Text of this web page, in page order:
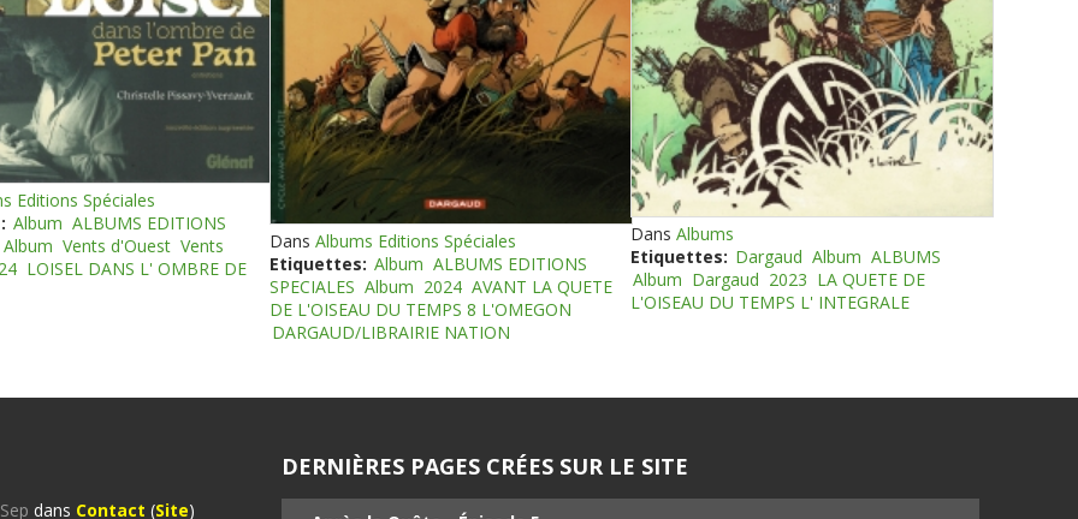
Editions Spéciales
Album ALBUMS EDITIONS
Album Vents d'Ouest Vents
LOISEL DANS L' OMBRE DE
Dans Albums Editions Spéciales
Etiquettes: Album ALBUMS EDITIONS
SPECIALES Album 2024 AVANT LA QUETE
DE L'OISEAU DU TEMPS 8 L'OMEGON
DARGAUD/LIBRAIRIE NATION
Dans Albums
Etiquettes: Dargaud Album ALBUMS
Album Dargaud 2023 LA QUETE DE
L'OISEAU DU TEMPS L' INTEGRALE
dans Contact (Site)
DERNIÈRES PAGES CRÉES SUR LE SITE